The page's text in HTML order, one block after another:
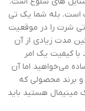
است. بله شما یک تی
شرت را در موقعیت
مدت زیادی از آن
با کیفیت یک امر
می‌خواهید اما آن
و برند محصولی که
مینیمال هستید باید